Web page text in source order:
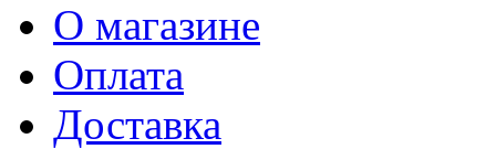
О магазине
Оплата
Доставка